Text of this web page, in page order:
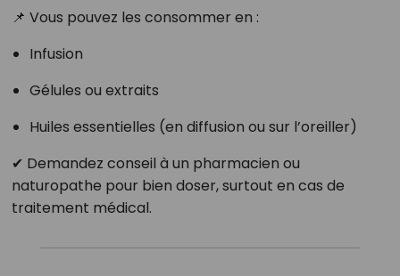
📌 Vous pouvez les consommer en :
Infusion
Gélules ou extraits
Huiles essentielles (en diffusion ou sur l’oreiller)
✔ Demandez conseil à un pharmacien ou
naturopathe pour bien doser, surtout en cas de
traitement médical.